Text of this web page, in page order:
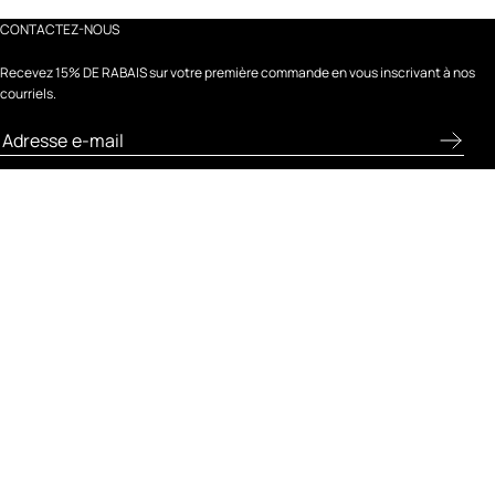
CONTACTEZ-NOUS
Recevez 15% DE RABAIS sur votre première commande en vous inscrivant à nos
courriels.